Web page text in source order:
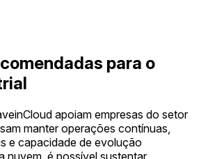
para o
apoiam empresas do setor
manter operações contínuas,
e capacidade de evolução